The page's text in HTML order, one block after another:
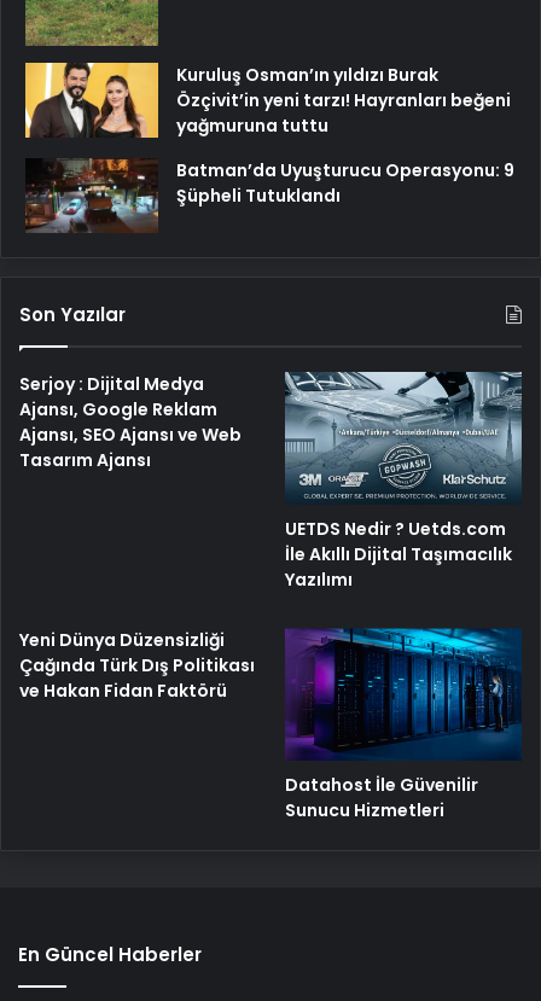
Kuruluş Osman’ın yıldızı Burak
Özçivit’in yeni tarzı! Hayranları beğeni
yağmuruna tuttu
Batman’da Uyuşturucu Operasyonu: 9
Şüpheli Tutuklandı
Son Yazılar
Serjoy : Dijital Medya
Ajansı, Google Reklam
Ajansı, SEO Ajansı ve Web
Tasarım Ajansı
UETDS Nedir ? Uetds.com
İle Akıllı Dijital Taşımacılık
Yazılımı
Yeni Dünya Düzensizliği
Çağında Türk Dış Politikası
ve Hakan Fidan Faktörü
Datahost İle Güvenilir
Sunucu Hizmetleri
En Güncel Haberler